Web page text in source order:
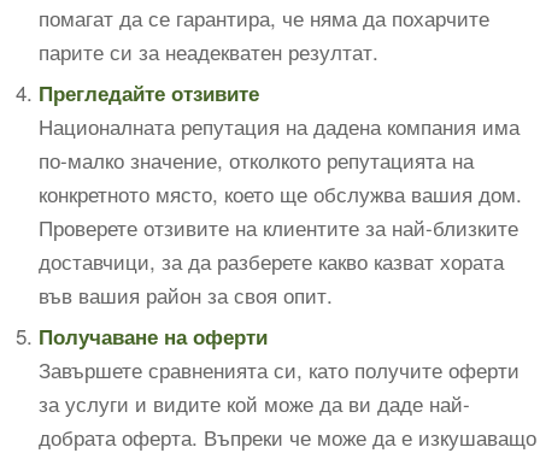
помагат да се гарантира, че няма да похарчите
парите си за неадекватен резултат.
Прегледайте отзивите
Националната репутация на дадена компания има
по-малко значение, отколкото репутацията на
конкретното място, което ще обслужва вашия дом.
Проверете отзивите на клиентите за най-близките
доставчици, за да разберете какво казват хората
във вашия район за своя опит.
Получаване на оферти
Завършете сравненията си, като получите оферти
за услуги и видите кой може да ви даде най-
добрата оферта. Въпреки че може да е изкушаващо